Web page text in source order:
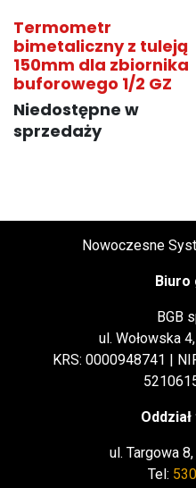
Termometr
bimetaliczny z tuleją
150mm dla zbiornika
buforowego 1/2 GZ
Niedostępne w
sprzedaży
Nowoczesne
Biuro
BGB
ul. Wołowska
KRS: 0000948741 |
ul. Targowa
Tel: